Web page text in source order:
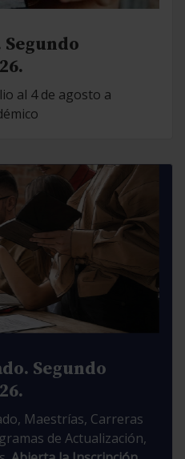
al 4 de agosto a
Segundo
Maestrías, Carreras
de Actualización,